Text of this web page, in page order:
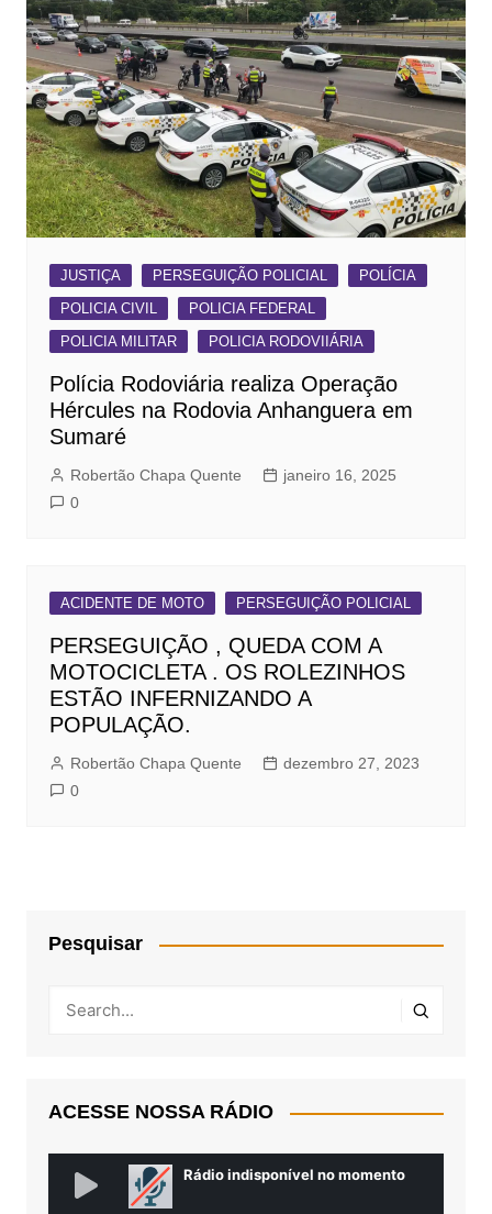
JUSTIÇA PERSEGUIÇÃO POLICIAL
POLÍCIA
POLICIA CIVIL
POLICIA FEDERAL
POLICIA MILITAR
POLICIA RODOVIIÁRIA
Polícia Rodoviária realiza Operação
Hércules na Rodovia Anhanguera em
Sumaré
Robertão Chapa Quente
janeiro 16, 2025
0
ACIDENTE DE MOTO PERSEGUIÇÃO POLICIAL
PERSEGUIÇÃO , QUEDA COM A
MOTOCICLETA . OS ROLEZINHOS
ESTÃO INFERNIZANDO A
POPULAÇÃO.
Robertão Chapa Quente
dezembro 27, 2023
0
Pesquisar
ACESSE NOSSA RÁDIO